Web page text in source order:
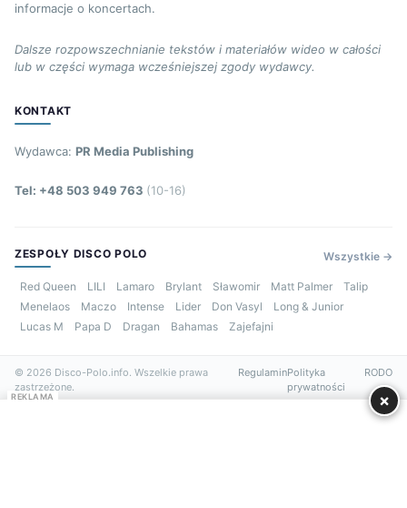
informacje o koncertach.
Dalsze rozpowszechnianie tekstów i materiałów wideo w całości
lub w części wymaga wcześniejszej zgody wydawcy.
KONTAKT
Wydawca: PR Media Publishing
Tel: +48 503 949 763 (10-16)
ZESPOŁY DISCO POLO Wszystkie →
Red Queen LILI Lamaro Brylant Sławomir Matt Palmer
Talip
Menelaos
Maczo Intense Lider Don Vasyl
Long & Junior
Lucas M
Papa D Dragan Bahamas Zajefajni
© 2026 Disco-Polo.info. Wszelkie prawa
zastrzeżone.
RegulaminPolityka
prywatności
RODO
REKLAMA ×